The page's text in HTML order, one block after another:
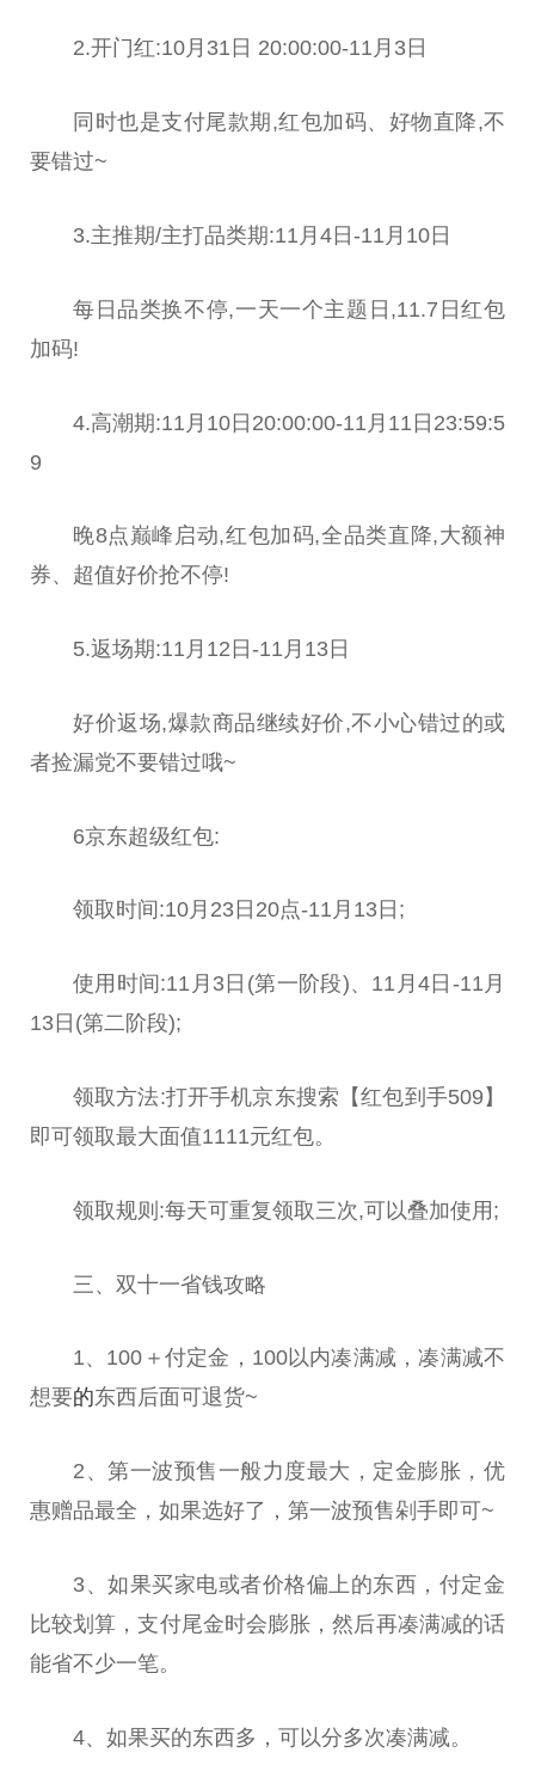
2.开门红:10月31日 20:00:00-11月3日
同时也是支付尾款期,红包加码、好物直降,不
要错过~
3.主推期/主打品类期:11月4日-11月10日
每日品类换不停,一天一个主题日,11.7日红包
加码!
4.高潮期:11月10日20:00:00-11月11日23:59:5
9
晚8点巅峰启动,红包加码,全品类直降,大额神
券、超值好价抢不停!
5.返场期:11月12日-11月13日
好价返场,爆款商品继续好价,不小心错过的或
者捡漏党不要错过哦~
6京东超级红包:
领取时间:10月23日20点-11月13日;
使用时间:11月3日(第一阶段)、11月4日-11月
13日(第二阶段);
领取方法:打开手机京东搜索【红包到手509】
即可领取最大面值1111元红包。
领取规则:每天可重复领取三次,可以叠加使用;
三、双十一省钱攻略
1、100＋付定金，100以内凑满减，凑满减不
想要的东西后面可退货~
2、第一波预售一般力度最大，定金膨胀，优
惠赠品最全，如果选好了，第一波预售剁手即可~
3、如果买家电或者价格偏上的东西，付定金
比较划算，支付尾金时会膨胀，然后再凑满减的话
能省不少一笔。
4、如果买的东西多，可以分多次凑满减。